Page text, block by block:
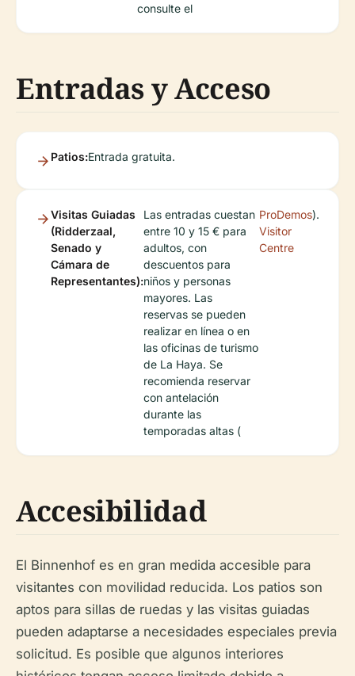
consulte el
Entradas y Acceso
Patios:Entrada gratuita.
Visitas Guiadas
(Ridderzaal,
Senado y
Cámara de
Representantes):
Las entradas cuestan
entre 10 y 15 € para
adultos, con
descuentos para
niños y personas
mayores. Las
reservas se pueden
realizar en línea o en
las oficinas de turismo
de La Haya. Se
recomienda reservar
con antelación
durante las
temporadas altas (
ProDemos
Visitor
Centre
).
Accesibilidad
El Binnenhof es en gran medida accesible para
visitantes con movilidad reducida. Los patios son
aptos para sillas de ruedas y las visitas guiadas
pueden adaptarse a necesidades especiales previa
solicitud. Es posible que algunos interiores